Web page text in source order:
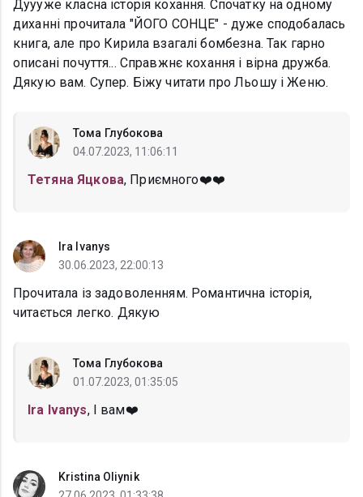
Дуууже класна історія кохання. Спочатку на одному
диханні прочитала "ЙОГО СОНЦЕ" - дуже сподобалась
книга, але про Кирила взагалі бомбезна. Так гарно
описані почуття... Справжнє кохання і вірна дружба.
Дякую вам. Супер. Біжу читати про Льошу і Женю.
Тома Глубокова
04.07.2023, 11:06:11
Тетяна Яцкова, Приємного❤️❤️
Ira Ivanys
30.06.2023, 22:00:13
Прочитала із задоволенням. Романтична історія,
читається легко. Дякую
Тома Глубокова
01.07.2023, 01:35:05
Ira Ivanys, І вам❤️
Kristina Oliynik